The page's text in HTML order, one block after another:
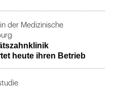
der Medizinische
heute ihren Betrieb